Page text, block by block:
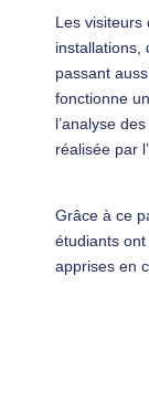
Les visiteurs
installations,
passant
fonctionne
l’analyse
réalisée par
Grâce à ce
étudiants
apprises en